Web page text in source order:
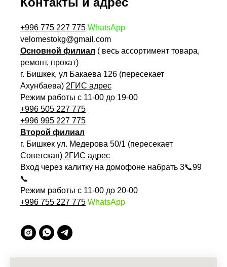
+996 775 227 775 WhatsApp
velomestokg@gmail.com
Основной филиал ( весь ассортимент товара,
ремонт, прокат)
г. Бишкек, ул Бакаева 126 (пересекает
Ахунбаева) 2ГИС адрес
Режим работы с 11-00 до 19-00
+996 505 227 775
+996 995 227 775
Второй филиал
г. Бишкек ул. Медерова 50/1 (пересекает
Советская) 2ГИС адрес
Вход через калитку на домофоне набрать 3📞99
📞
Режим работы с 11-00 до 20-00
+996 755 227 775 WhatsApp